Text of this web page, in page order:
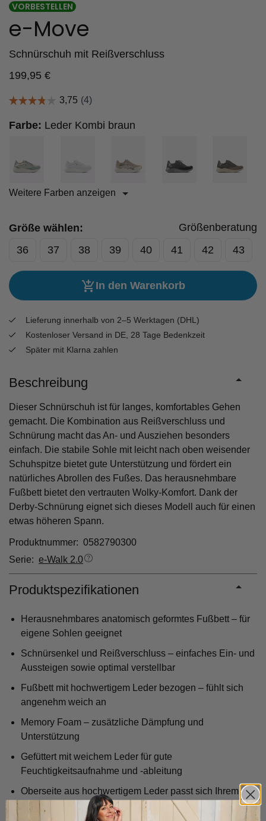
VORBESTELLEN
e-Move
Schnürschuh mit Reißverschluss
199,95 €
Farbe: Leder Kombi braun
Weitere Farben anzeigen
Größe wählen:
Größenberatung
36
37 38 39 40 41 42 43
In den Warenkorb
Lieferung innerhalb von 2–5 Werktagen (DHL)
Kostenloser Versand in DE, 28 Tage Bedenkzeit
Später mit Klarna zahlen
Beschreibung
Dieser Schnürschuh ist für langes, komfortables Gehen
gemacht. Die Kombination aus Reißverschluss und
Schnürung macht das An- und Ausziehen besonders
einfach. Die stabile Sohle mit leicht nach oben weisender
Schuhspitze bietet gute Unterstützung und fördert ein
natürliches Abrollen des Fußes. Das herausnehmbare
Fußbett bietet den vertrauten Wolky-Komfort. Dank der
Derby-Schnürung eignet sich dieses Modell auch für einen
etwas höheren Spann.
Produktnummer: 0582790300
Serie: e-Walk 2.0
Produktspezifikationen
Herausnehmbares anatomisch geformtes Fußbett – für
eigene Sohlen geeignet
Schnürsenkel und Reißverschluss – einfaches Ein- und
Aussteigen sowie optimal verstellbar
Fußbett mit hochwertigem Leder bezogen – fühlt sich
angenehm weich an
Memory Foam – zusätzliche Dämpfung und
Unterstützung
Gefüttert mit weichem Leder für gute
Feuchtigkeitsaufnahme und -ableitung
Oberseite aus hochwertigem Leder passt sich Ihrem
Fuß an, ist atmungsaktiv und pflegeleicht